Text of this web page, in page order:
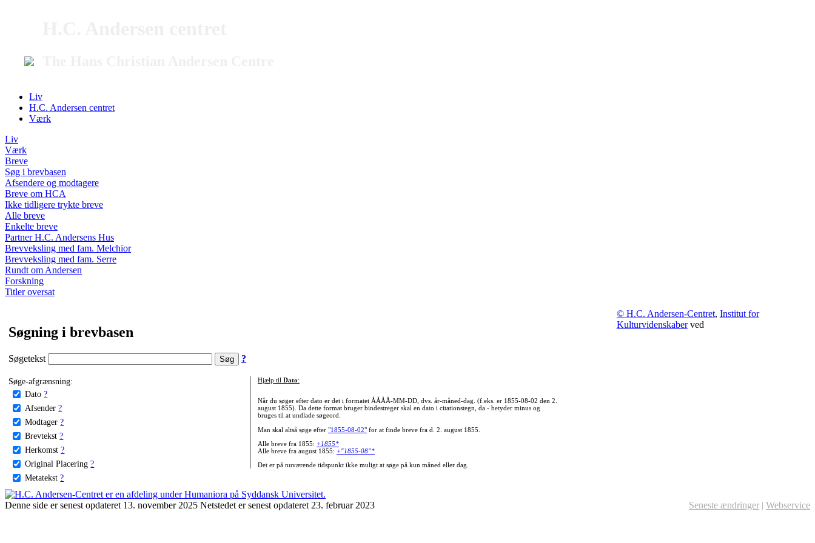
Liv
H.C. Andersen centret
Værk
Liv
Værk
Breve
Søg i brevbasen
Afsendere og modtagere
Breve om HCA
Ikke tidligere trykte breve
Alle breve
Enkelte breve
Partner H.C. Andersens Hus
Brevveksling med fam. Melchior
Brevveksling med fam. Serre
Rundt om Andersen
Forskning
Titler oversat
Søgning i brevbasen
Søgetekst ?
Søge-afgrænsning:
Dato ?
Afsender ?
Modtager ?
Brevtekst ?
Herkomst ?
Original Placering ?
Metatekst ?
Hjælp til Dato:
Når du søger efter dato er det i formatet ÅÅÅÅ-MM-DD, dvs. år-måned-dag. (f.eks. er 1855-08-02 den 2.
august 1855). Da dette format bruger bindestreger skal en dato i citationstegn, da - betyder minus og
bruges til at undlade søgeord.
Man skal altså søge efter "1855-08-02"for at finde breve fra d. 2. august 1855.
Alle breve fra 1855: +1855*
Alle breve fra august 1855: +"1855-08"*
Det er på nuværende tidspunkt ikke muligt at søge på kun måned eller dag.
© H.C. Andersen-Centret, Institut for
Kulturvidenskaberved
Denne side er senest opdateret 13. november 2025 Netstedet er senest opdateret 23. februar 2023 Seneste ændringer | Webservice